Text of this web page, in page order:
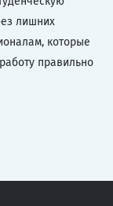
лишних
которые
правильно